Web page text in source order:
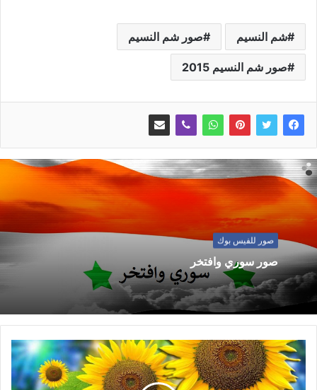
شم النسيم صور شم النسيم
صور شم النسيم 2015
صور للفيس بوك
صور سوري وافتخر